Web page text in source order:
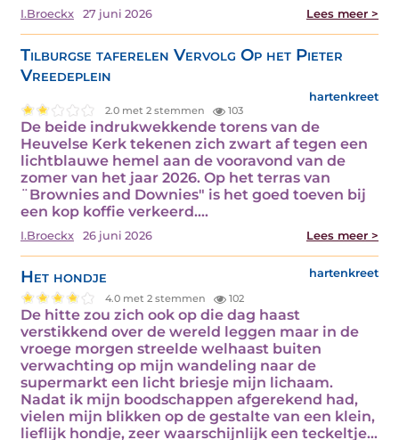
I.Broeckx 27 juni 2026 Lees meer >
Tilburgse taferelen Vervolg Op het Pieter
Vreedeplein
hartenkreet
2.0 met 2 stemmen 103
De beide indrukwekkende torens van de
Heuvelse Kerk tekenen zich zwart af tegen een
lichtblauwe hemel aan de vooravond van de
zomer van het jaar 2026. Op het terras van
¨Brownies and Downies" is het goed toeven bij
een kop koffie verkeerd.…
I.Broeckx 26 juni 2026 Lees meer >
Het hondje hartenkreet
4.0 met 2 stemmen 102
De hitte zou zich ook op die dag haast
verstikkend over de wereld leggen maar in de
vroege morgen streelde welhaast buiten
verwachting op mijn wandeling naar de
supermarkt een licht briesje mijn lichaam.
Nadat ik mijn boodschappen afgerekend had,
vielen mijn blikken op de gestalte van een klein,
lieflijk hondje, zeer waarschijnlijk een teckeltje…